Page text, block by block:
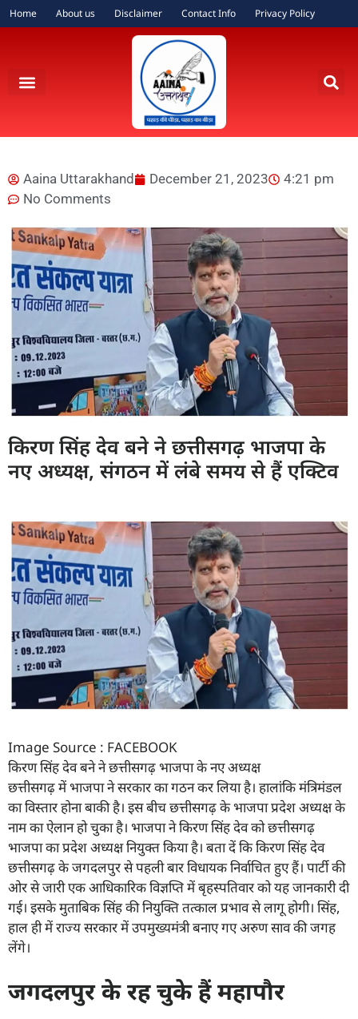
Home About us Disclaimer Contact Info Privacy Policy
Aaina Uttarakhand December 21, 2023
4:21 pm
No Comments
किरण सिंह देव बने ने छत्तीसगढ़ भाजपा के
नए अध्यक्ष, संगठन में लंबे समय से हैं एक्टिव
Image Source : FACEBOOK
किरण सिंह देव बने ने छत्तीसगढ़ भाजपा के नए अध्यक्ष
छत्तीसगढ़ में भाजपा ने सरकार का गठन कर लिया है। हालांकि मंत्रिमंडल
का विस्तार होना बाकी है। इस बीच छत्तीसगढ़ के भाजपा प्रदेश अध्यक्ष के
नाम का ऐलान हो चुका है। भाजपा ने किरण सिंह देव को छत्तीसगढ़
भाजपा का प्रदेश अध्यक्ष नियुक्त किया है। बता दें कि किरण सिंह देव
छत्तीसगढ़ के जगदलपुर से पहली बार विधायक निर्वाचित हुए हैं। पार्टी की
ओर से जारी एक आधिकारिक विज्ञप्ति में बृहस्पतिवार को यह जानकारी दी
गई। इसके मुताबिक सिंह की नियुक्ति तत्काल प्रभाव से लागू होगी। सिंह,
हाल ही में राज्य सरकार में उपमुख्यमंत्री बनाए गए अरुण साव की जगह
लेंगे।
जगदलपुर के रह चुके हैं महापौर